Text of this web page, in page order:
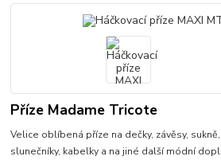
Příze Madame Tricote
Velice oblíbená příze na dečky, závěsy, sukně,
slunečníky, kabelky a na jiné další módní